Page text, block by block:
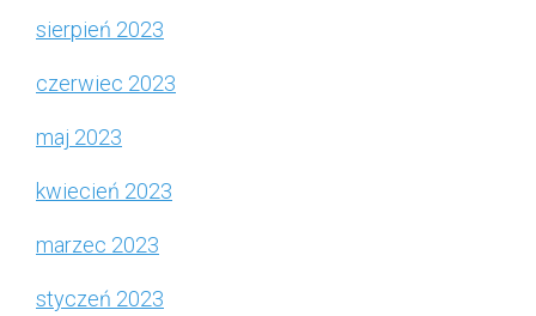
sierpień 2023
czerwiec 2023
maj 2023
kwiecień 2023
marzec 2023
styczeń 2023